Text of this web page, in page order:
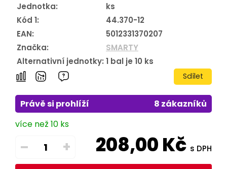
Jednotka:
ks
Kód 1:
44.370-12
EAN:
5012331370207
Značka:
SMARTY
Alternativní jednotky: 1 bal je 10 ks
Sdílet
Právě si prohlíží
8 zákazníků
více než 10 ks
– + 208,00Kč s DPH